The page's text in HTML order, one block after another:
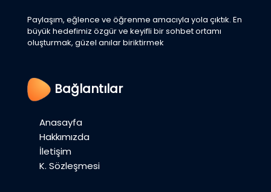
Paylaşım, eğlence ve öğrenme amacıyla yola çıktık. En
büyük hedefimiz özgür ve keyifli bir sohbet ortamı
oluşturmak, güzel anılar biriktirmek
Bağlantılar
Anasayfa
Hakkımızda
İletişim
K. Sözleşmesi